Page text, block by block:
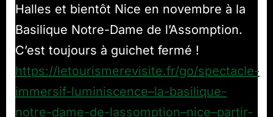
Halles et bientôt Nice en novembre à la
Basilique Notre-Dame de l’Assomption.
C’est toujours à guichet fermé !
https://letourismerevisite.fr/go/spectacle-
immersif-luminiscence–la-basilique-
notre-dame-de-lassomption–nice–partir-